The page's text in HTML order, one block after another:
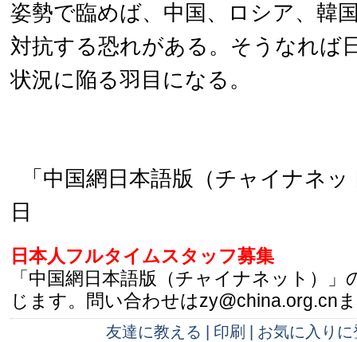
姿勢で臨めば、中国、ロシア、韓
対抗する恐れがある。そうなれば
状況に陥る羽目になる。
「中国網日本語版（チャイナネ
日
日本人フルタイムスタッフ募集
「中国網日本語版（チャイナネット）」
じます。問い合わせはzy@china.org.cn
友達に教える 印刷 お気に入りに